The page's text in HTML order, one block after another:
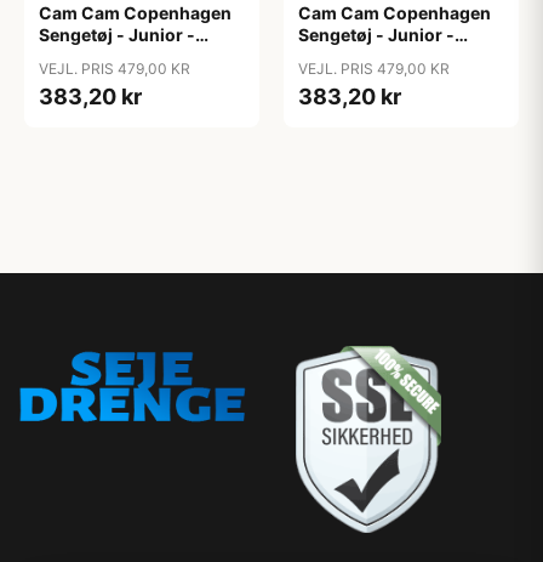
Cam Cam Copenhagen
Sengetøj - Junior -
VEJL. PRIS 479,00 KR
383,20 kr
Cam Cam Copenhagen
Sengetøj - Junior -
Camel
VEJL. PRIS 479,00 KR
383,20 kr